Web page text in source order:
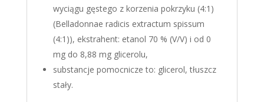
wyciągu gęstego z korzenia pokrzyku (4:1)
(Belladonnae radicis extractum spissum
(4:1)), ekstrahent: etanol 70 % (V/V) i od 0
mg do 8,88 mg glicerolu,
substancje pomocnicze to: glicerol, tłuszcz
stały.